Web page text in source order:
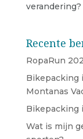
Recente
RopaRun
Bikepacking
Montanas
Bikepacking
Wat is mijn